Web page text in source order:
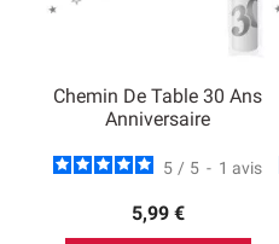
Chemin De Table 30 Ans
Anniversaire
5 / 5 - 1 avis
5,99 €